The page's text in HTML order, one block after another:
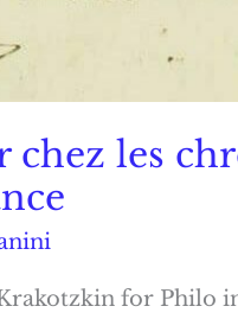
chez les
for Philo